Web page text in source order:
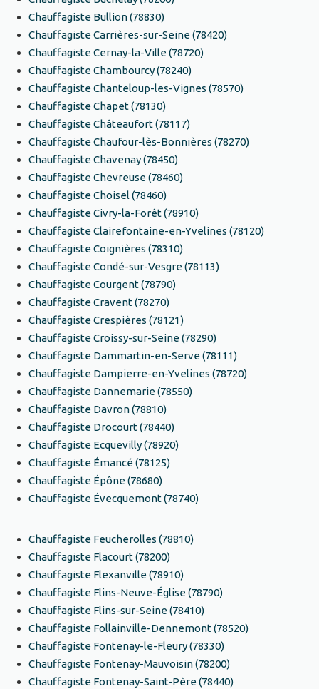
Chauffagiste Bullion (78830)
Chauffagiste Carrières-sur-Seine (78420)
Chauffagiste Cernay-la-Ville (78720)
Chauffagiste Chambourcy (78240)
Chauffagiste Chanteloup-les-Vignes (78570)
Chauffagiste Chapet (78130)
Chauffagiste Châteaufort (78117)
Chauffagiste Chaufour-lès-Bonnières (78270)
Chauffagiste Chavenay (78450)
Chauffagiste Chevreuse (78460)
Chauffagiste Choisel (78460)
Chauffagiste Civry-la-Forêt (78910)
Chauffagiste Clairefontaine-en-Yvelines (78120)
Chauffagiste Coignières (78310)
Chauffagiste Condé-sur-Vesgre (78113)
Chauffagiste Courgent (78790)
Chauffagiste Cravent (78270)
Chauffagiste Crespières (78121)
Chauffagiste Croissy-sur-Seine (78290)
Chauffagiste Dammartin-en-Serve (78111)
Chauffagiste Dampierre-en-Yvelines (78720)
Chauffagiste Dannemarie (78550)
Chauffagiste Davron (78810)
Chauffagiste Drocourt (78440)
Chauffagiste Ecquevilly (78920)
Chauffagiste Émancé (78125)
Chauffagiste Épône (78680)
Chauffagiste Évecquemont (78740)
Chauffagiste Feucherolles (78810)
Chauffagiste Flacourt (78200)
Chauffagiste Flexanville (78910)
Chauffagiste Flins-Neuve-Église (78790)
Chauffagiste Flins-sur-Seine (78410)
Chauffagiste Follainville-Dennemont (78520)
Chauffagiste Fontenay-le-Fleury (78330)
Chauffagiste Fontenay-Mauvoisin (78200)
Chauffagiste Fontenay-Saint-Père (78440)